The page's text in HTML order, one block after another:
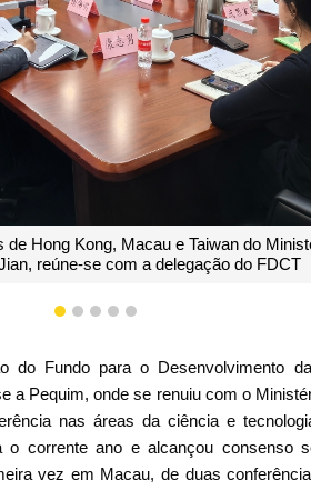
da Fundação Nacional da Ciência
delegação do FDCT
1 2 3 4 5
do Fundo para o Desenvolvimento
a Pequim, onde se renuiu com o
nas áreas da ciência e
corrente ano e alcançou consenso
vez em Macau, de duas